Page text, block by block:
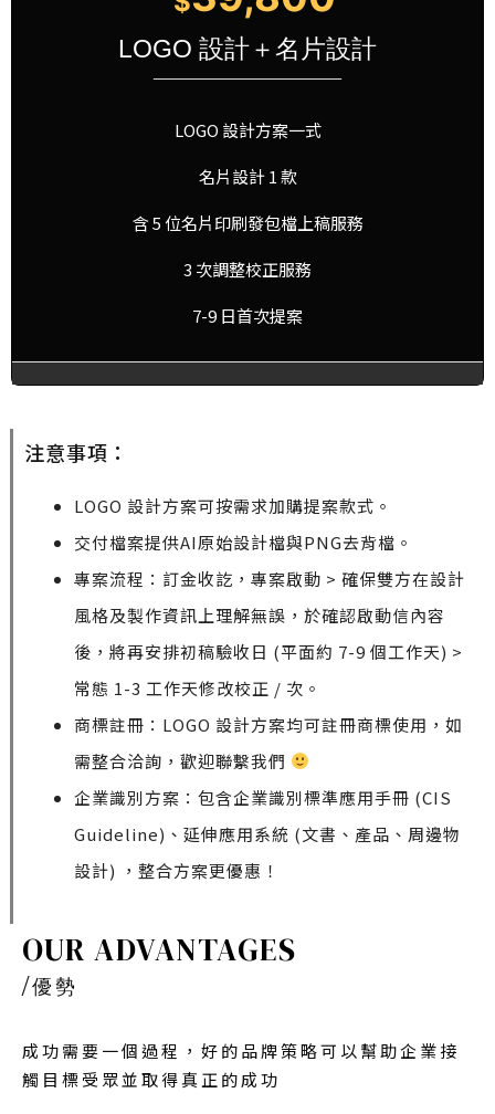
LOGO 設計＋名片設計
LOGO 設計方案一式
名片設計 1 款
含 5 位名片印刷發包檔上稿服務
3 次調整校正服務
7-9 日首次提案
注意事項：
LOGO 設計方案可按需求加購提案款式。
交付檔案提供AI原始設計檔與PNG去背檔。
專案流程：訂金收訖，專案啟動 > 確保雙方在設計
風格及製作資訊上理解無誤，於確認啟動信內容
後，將再安排初稿驗收日 (平面約 7-9 個工作天) >
常態 1-3 工作天修改校正 / 次。
商標註冊：LOGO 設計方案均可註冊商標使用，如
需整合洽詢，歡迎聯繫我們
企業識別方案：包含企業識別標準應用手冊 (CIS
Guideline)、延伸應用系統 (文書、產品、周邊物
設計) ，整合方案更優惠！
OUR ADVANTAGES
/優勢
成功需要一個過程，好的品牌策略可以幫助企業接
觸目標受眾並取得真正的成功